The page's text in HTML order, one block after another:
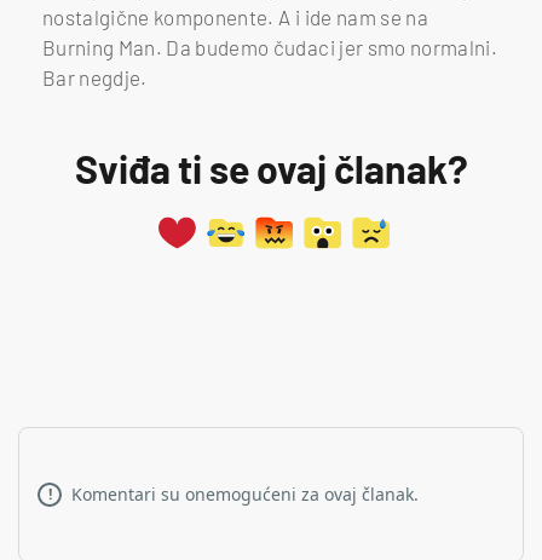
nostalgične komponente. A i ide nam se na
Burning Man. Da budemo čudaci jer smo normalni.
Bar negdje.
Sviđa ti se ovaj članak?
! Komentari su onemogućeni za ovaj članak.